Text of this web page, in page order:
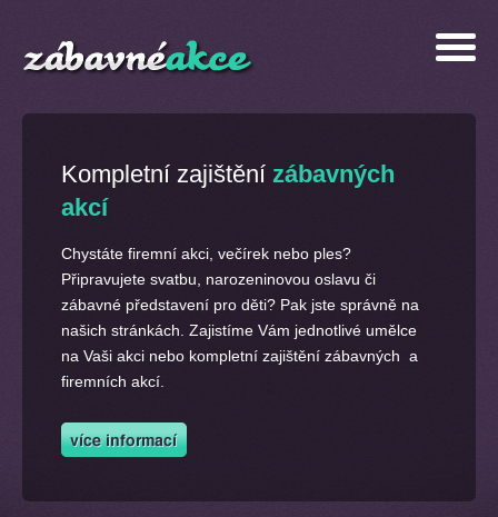
Kompletní zajištění zábavných
akcí
Chystáte firemní akci, večírek nebo ples?
Připravujete svatbu, narozeninovou oslavu či
zábavné představení pro děti? Pak jste správně na
našich stránkách. Zajistíme Vám jednotlivé umělce
na Vaši akci nebo kompletní zajištění zábavných a
firemních akcí.